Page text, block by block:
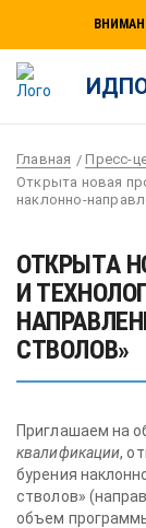
Главная Пресс-
Открыта новая
наклонно-
ОТКРЫТА
И
СТВОЛОВ»
Приглашаем на
квалификации,
бурения
стволов»
объем